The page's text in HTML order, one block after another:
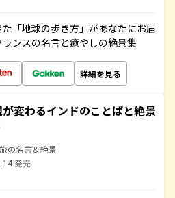
「地球の歩き方」があなたにお届
ンスの名言と癒やしの絶景集
詳細を見る
変わるインドのことばと絶景
の名言＆絶景
発売